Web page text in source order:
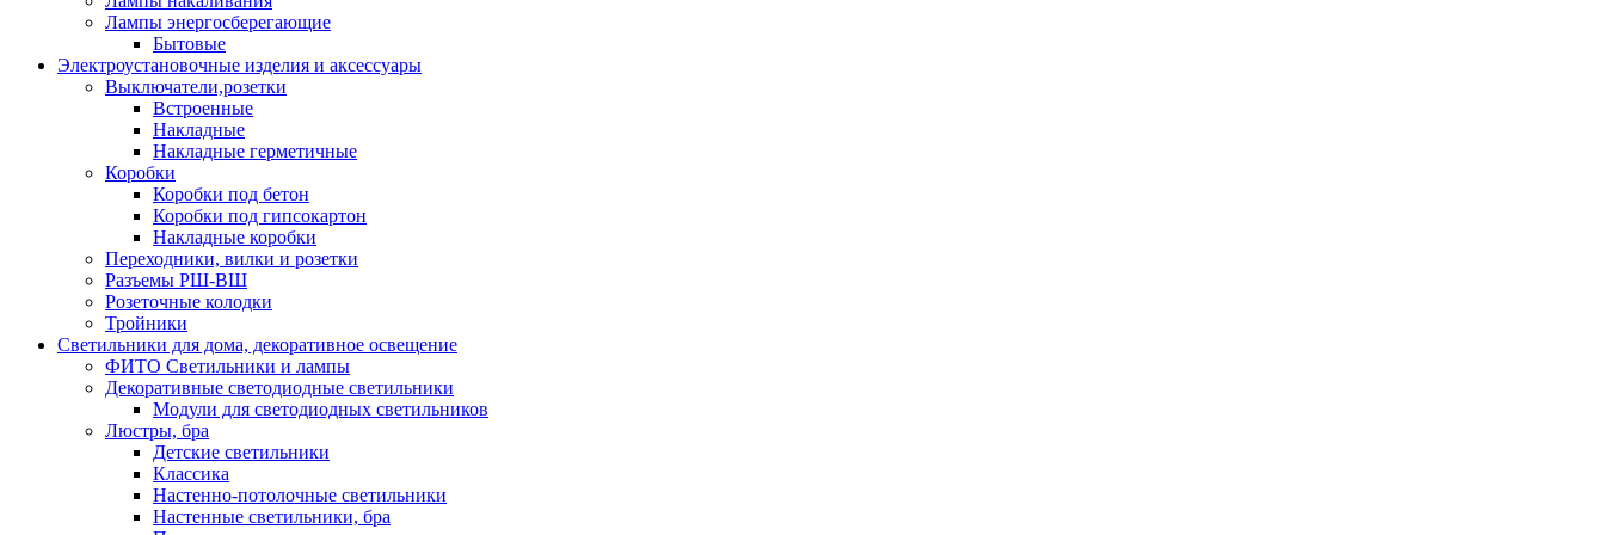
Лампы энергосберегающие
Бытовые
Электроустановочные изделия и аксессуары
Выключатели,розетки
Встроенные
Накладные
Накладные герметичные
Коробки
Коробки под бетон
Коробки под гипсокартон
Накладные коробки
Переходники, вилки и розетки
Разъемы РШ-ВШ
Розеточные колодки
Тройники
Светильники для дома, декоративное освещение
ФИТО Светильники и лампы
Декоративные светодиодные светильники
Модули для светодиодных светильников
Люстры, бра
Детские светильники
Классика
Настенно-потолочные светильники
Настенные светильники, бра